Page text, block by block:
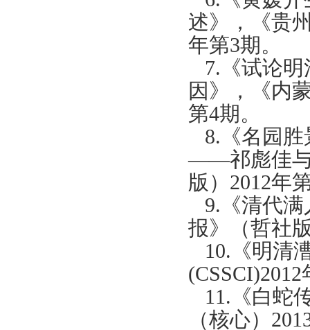
述》，《贵
年第3期。
7. 《试论
因》，《内
第4期。
8. 《名园
——祁彪佳与
版） 2012年
9. 《清代
报》（哲社
10. 《明清
(CSSCI)2012
11. 《白蛇
（核心）